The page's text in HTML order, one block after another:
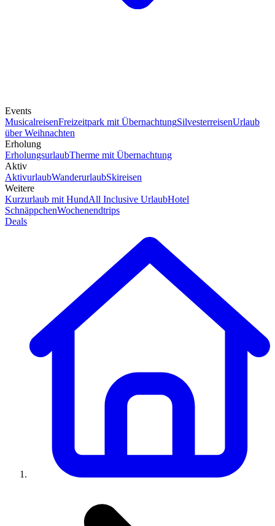
Events
MusicalreisenFreizeitpark mit ÜbernachtungSilvesterreisenUrlaub
über Weihnachten
Erholung
ErholungsurlaubTherme mit Übernachtung
Aktiv
AktivurlaubWanderurlaubSkireisen
Weitere
Kurzurlaub mit HundAll Inclusive UrlaubHotel
SchnäppchenWochenendtrips
Deals